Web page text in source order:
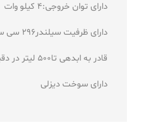
دارای توان خروجی:4 کیلو وات
دارای ظرفیت سیلندر296 سی سی
قادر به ابدهی تا500 لیتر در دقیقه
دارای سوخت دیزلی